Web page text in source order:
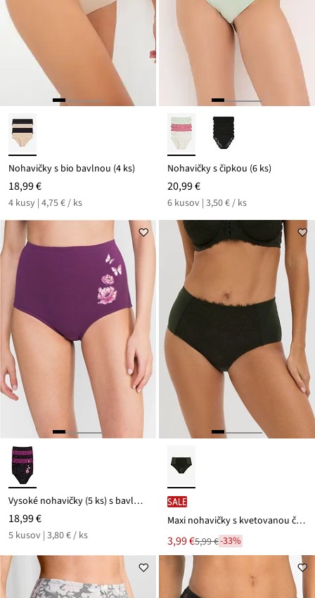
Nohavičky s bio bavlnou (4 ks)
18,99 €
4 kusy | 4,75 € / ks
Nohavičky s čipkou (6 ks)
20,99 €
6 kusov | 3,50 € / ks
Vysoké nohavičky (5 ks) s bavlnou
18,99 €
5 kusov | 3,80 € / ks
SALE
Maxi nohavičky s kvetovanou čipkou
Nová
cena
je
3,99 €
Zľava
ceny
5,99 €
5,99 €-33%